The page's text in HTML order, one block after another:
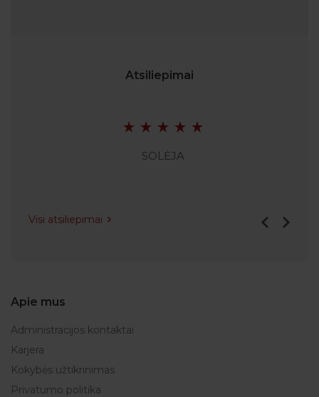
Atsiliepimai
SOLĖJA
Visi atsiliepimai
Apie mus
Administracijos kontaktai
Karjera
Kokybės užtikrinimas
Privatumo politika